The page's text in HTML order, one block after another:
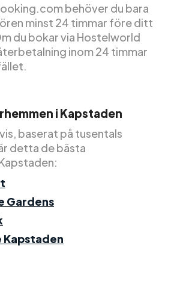
behöver du bara
minst 24 timmar före ditt
du bokar via Hostelworld
inom 24 timmar
i Kapstaden
baserat på tusentals
detta de bästa
Gardens
Kapstaden